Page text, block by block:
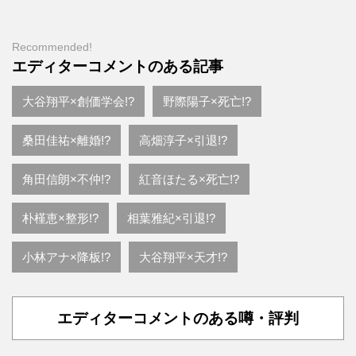
Recommended!
エディターコメントのある記事
大谷翔平×創価学会!? 野際陽子×死亡!?
桑田佳祐×離婚!? 高畑淳子×引退!?
角田信朗×不仲!? 紅音ほたる×死亡!?
朴槿恵×整形!? 相葉雅紀×引退!?
小林アナ×降板!? 大谷翔平×天才!?
エディターコメントのある噂・評判